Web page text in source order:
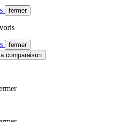
fermer
fermer
comparaison